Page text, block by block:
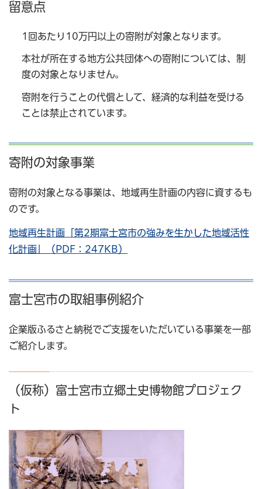
留意点
1回あたり10万円以上の寄附が対象となります。
本社が所在する地方公共団体への寄附については、制
度の対象となりません。
寄附を行うことの代償として、経済的な利益を受ける
ことは禁止されています。
寄附の対象事業
寄附の対象となる事業は、地域再生計画の内容に資するも
のです。
地域再生計画「第2期富士宮市の強みを生かした地域活性
化計画」（PDF：247KB）
富士宮市の取組事例紹介
企業版ふるさと納税でご支援をいただいている事業を一部
ご紹介します。
（仮称）富士宮市立郷土史博物館プロジェク
ト